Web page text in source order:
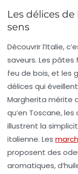
Les délices de
sens
Découvrir l’Italie,
saveurs. Les pâtes
feu de bois, et les
délices qui
Margherita mérite
qu’en Toscane, les
illustrent la
italienne. Les
proposent des
aromatiques,